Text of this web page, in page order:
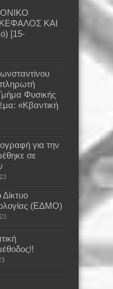
ΚΑΙ
[15-
Φυσικής
«Κβαντική
για την
σε
Δίκτυο
(ΕΔΜΟ)